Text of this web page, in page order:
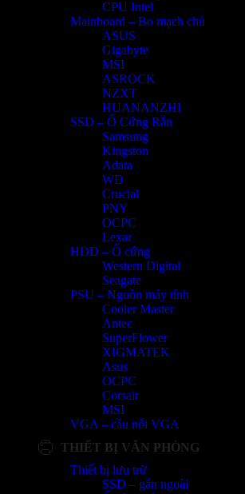
CPU Intel
Mainboard – Bo mạch chủ
ASUS
Gigabyte
MSI
ASROCK
NZXT
HUANANZHI
SSD – Ổ Cứng Rắn
Samsung
Kingston
Adata
WD
Crucial
PNY
OCPC
Lexar
HDD – Ổ cứng
Western Digital
Seagate
PSU – Nguồn máy tính
Cooler Master
Antec
SuperFlower
XIGMATEK
Asus
OCPC
Corsair
MSI
VGA – cầu nối VGA
THIẾT BỊ VĂN PHÒNG
Thiết bị lưu trữ
SSD – gắn ngoài